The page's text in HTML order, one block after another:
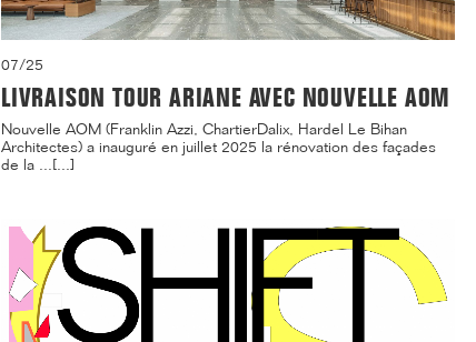
07/25
LIVRAISON TOUR ARIANE AVEC NOUVELLE AOM
Nouvelle AOM (Franklin Azzi, ChartierDalix, Hardel Le Bihan
Architectes) a inauguré en juillet 2025 la rénovation des façades
de la ...[...]